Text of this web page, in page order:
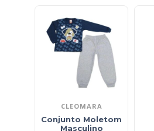
CLEOMARA
Conjunto Moletom
Masculino